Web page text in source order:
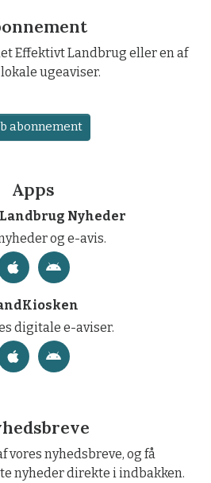
Effektivt Landbrug eller en af
ugeaviser.
abonnement
Apps
Nyheder
og e-avis.
digitale e-aviser.
vores nyhedsbreve, og få
nyheder direkte i indbakken.